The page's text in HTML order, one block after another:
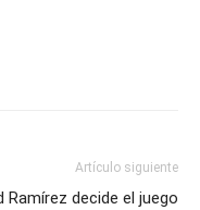
Artículo siguiente
Ramírez decide el juego